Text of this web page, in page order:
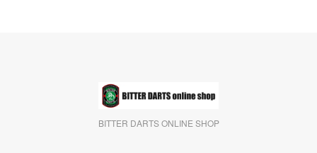
BITTER DARTS ONLINE SHOP